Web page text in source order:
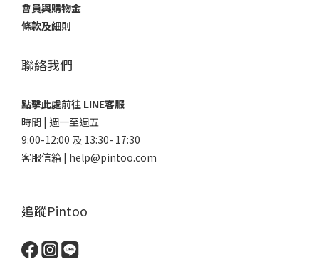
會員與購物金
條款及細則
聯絡我們
點擊此處前往 LINE客服
時間 | 週一至週五
9:00-12:00 及 13:30- 17:30
客服信箱 | help@pintoo.com
追蹤Pintoo